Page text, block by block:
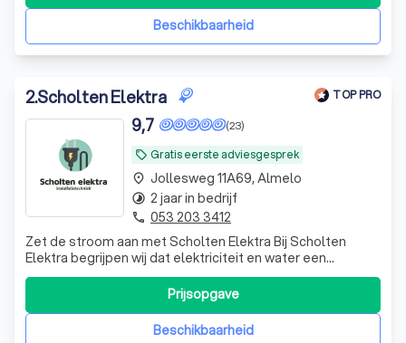
Beschikbaarheid
2.Scholten Elektra TOP PRO
local_offer Gratis eerste adviesgesprek
(23)
9,7
Zet de stroom aan met Scholten Elektra Bij Scholten
Elektra begrijpen wij dat elektriciteit en water een
essentieel onderdeel zijn van het dagelijks leven. Of je nu
een nieuwe installatie wilt laten plaatsen, een storing wilt
verhelpen of je woning wilt verduurzamen — wij staan voor
Beschikbaarheid
Prijsopgave
place Jollesweg 11A69, Almelo
timelapse 2 jaar in bedrijf
phone 053 203 3412